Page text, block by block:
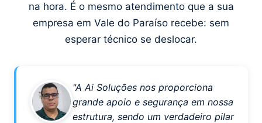
na hora. É o mesmo atendimento que a sua
empresa em Vale do Paraíso recebe: sem
esperar técnico se deslocar.
"A Ai Soluções nos proporciona
grande apoio e segurança em nossa
estrutura, sendo um verdadeiro pilar